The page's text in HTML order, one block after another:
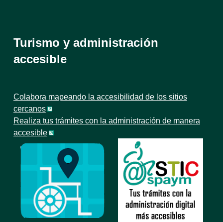
Turismo y administración
accesible
Colabora mapeando la accesibilidad de los sitios
cercanos
Realiza tus trámites con la administración de manera
accesible